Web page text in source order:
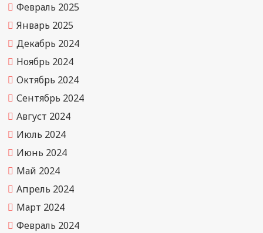
Февраль 2025
Январь 2025
Декабрь 2024
Ноябрь 2024
Октябрь 2024
Сентябрь 2024
Август 2024
Июль 2024
Июнь 2024
Май 2024
Апрель 2024
Март 2024
Февраль 2024